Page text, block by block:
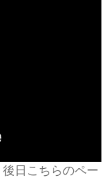
日こちらのペー